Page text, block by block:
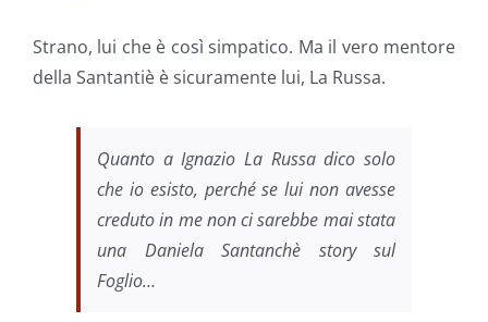
Strano, lui che è così simpatico. Ma il vero mentore
della Santantiè è sicuramente lui, La Russa.
Quanto a Ignazio La Russa dico solo
che io esisto, perché se lui non avesse
creduto in me non ci sarebbe mai stata
una Daniela Santanchè story sul
Foglio…